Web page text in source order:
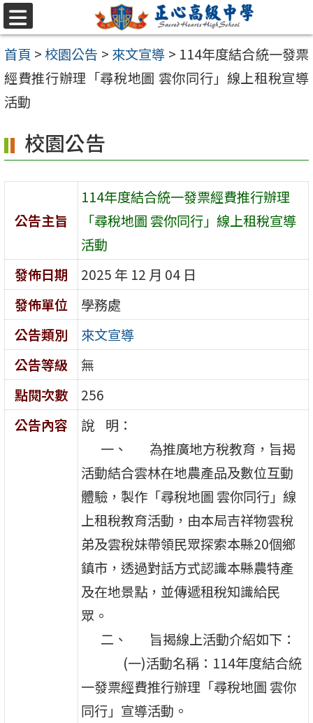
跳至主要內容區
選
單
首頁 >校園公告 > 來文宣導 > 114年度結合統一發票
經費推行辦理「尋稅地圖 雲你同行」線上租稅宣導
活動
校園公告
公告主旨
114年度結合統一發票經費推行辦理
「尋稅地圖 雲你同行」線上租稅宣導
活動
發佈日期
2025 年 12 月 04 日
發佈單位
學務處
公告類別
來文宣導
公告等級
無
點閱次數
256
公告內容
說 明：
一、 為推廣地方稅教育，旨揭
活動結合雲林在地農產品及數位互動
體驗，製作「尋稅地圖 雲你同行」線
上租稅教育活動，由本局吉祥物雲稅
弟及雲稅妹帶領民眾探索本縣20個鄉
鎮市，透過對話方式認識本縣農特產
及在地景點，並傳遞租稅知識給民
眾。
二、 旨揭線上活動介紹如下：
(一)活動名稱：114年度結合統
一發票經費推行辦理「尋稅地圖 雲你
同行」宣導活動。